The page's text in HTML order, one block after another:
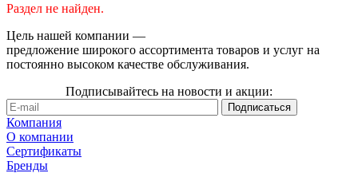
Раздел не найден.
Цель нашей компании —
предложение широкого ассортимента товаров и услуг на
постоянно высоком качестве обслуживания.
Подписывайтесь на новости и акции:
Компания
О компании
Сертификаты
Бренды